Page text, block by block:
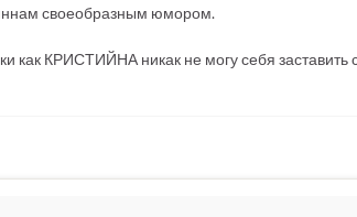
своеобразным юмором.
как КРИСТИЙНА никак не могу себя заставить